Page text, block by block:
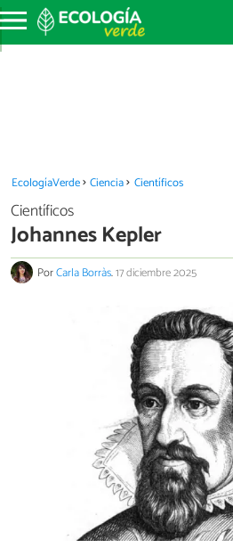
EcologíaVerde Ciencia Científicos
Científicos
Johannes Kepler
PorCarla Borràs.17 diciembre 2025